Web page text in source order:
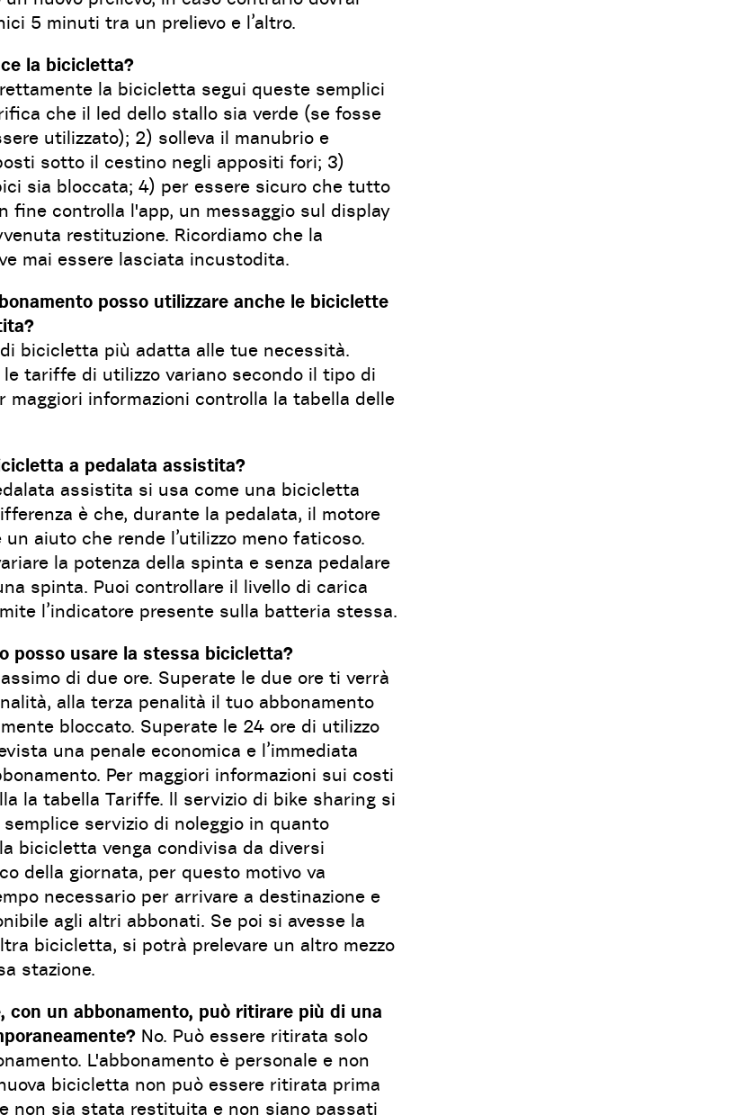
5 minuti tra un prelievo e l’altro.
la bicicletta?
la bicicletta segui queste semplici
che il led dello stallo sia verde (se fosse
utilizzato); 2) solleva il manubrio e
sotto il cestino negli appositi fori; 3)
sia bloccata; 4) per essere sicuro che tutto
fine controlla l'app, un messaggio sul display
restituzione. Ricordiamo che la
mai essere lasciata incustodita.
posso utilizzare anche le biciclette
bicicletta più adatta alle tue necessità.
le tariffe di utilizzo variano secondo il tipo di
maggiori informazioni controlla la tabella delle
a pedalata assistita?
assistita si usa come una bicicletta
è che, durante la pedalata, il motore
aiuto che rende l’utilizzo meno faticoso.
la potenza della spinta e senza pedalare
spinta. Puoi controllare il livello di carica
l’indicatore presente sulla batteria stessa.
posso usare la stessa bicicletta?
di due ore. Superate le due ore ti verrà
alla terza penalità il tuo abbonamento
bloccato. Superate le 24 ore di utilizzo
una penale economica e l’immediata
Per maggiori informazioni sui costi
la tabella Tariffe. ll servizio di bike sharing si
servizio di noleggio in quanto
bicicletta venga condivisa da diversi
della giornata, per questo motivo va
necessario per arrivare a destinazione e
agli altri abbonati. Se poi si avesse la
bicicletta, si potrà prelevare un altro mezzo
stazione.
con un abbonamento, può ritirare più di una
No. Può essere ritirata solo
L'abbonamento è personale e non
bicicletta non può essere ritirata prima
non sia stata restituita e non siano passati